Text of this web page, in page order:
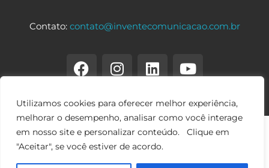
Utilizamos cookies para oferecer melhor experiência,
melhorar o desempenho, analisar como você interage
em nosso site e personalizar conteúdo. Clique em
"Aceitar", se você estiver de acordo.
Contato: contato@inventecomunicacao.com.br